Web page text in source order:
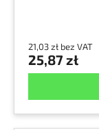
21,03 zł bez VAT
25,87 zł